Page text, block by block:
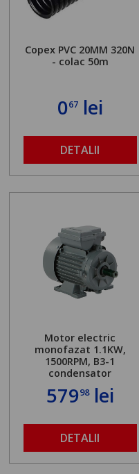
Copex PVC 20MM 320N
- colac 50m
067lei
DETALII
Motor electric
monofazat 1.1KW,
1500RPM, B3-1
condensator
57998lei
DETALII